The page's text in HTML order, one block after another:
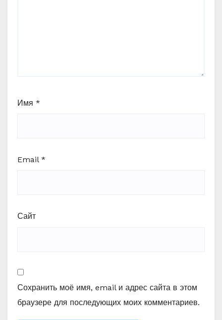
Имя *
Email *
Сайт
Сохранить моё имя, email и адрес сайта в этом
браузере для последующих моих комментариев.